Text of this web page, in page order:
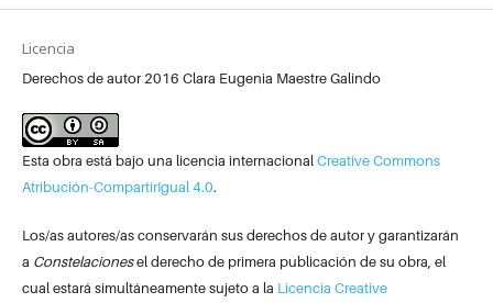
Licencia
Derechos de autor 2016 Clara Eugenia Maestre Galindo
Esta obra está bajo una licencia internacional Creative Commons
Atribución-CompartirIgual 4.0.
Los/as autores/as conservarán sus derechos de autor y garantizarán
a Constelacionesel derecho de primera publicación de su obra, el
cual estará simultáneamente sujeto a la Licencia Creative